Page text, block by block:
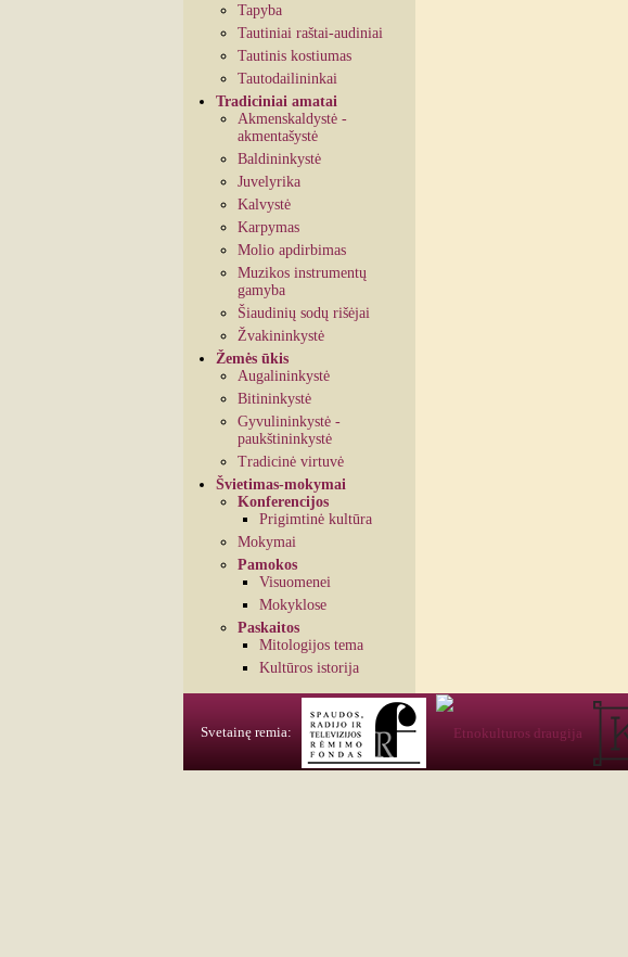
Tapyba
Tautiniai raštai-audiniai
Tautinis kostiumas
Tautodailininkai
Tradiciniai amatai
Akmenskaldystė -
akmentašystė
Baldininkystė
Juvelyrika
Kalvystė
Karpymas
Molio apdirbimas
Muzikos instrumentų
gamyba
Šiaudinių sodų rišėjai
Žvakininkystė
Žemės ūkis
Augalininkystė
Bitininkystė
Gyvulininkystė -
paukštininkystė
Tradicinė virtuvė
Švietimas-mokymai
Konferencijos
Prigimtinė kultūra
Mokymai
Pamokos
Visuomenei
Mokyklose
Paskaitos
Mitologijos tema
Kultūros istorija
Svetainę remia: